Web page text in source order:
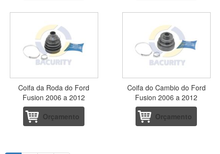
Coifa da Roda do Ford
Fusion 2006 a 2012
Orçamento
Coifa do Cambio do Ford
Fusion 2006 a 2012
Orçamento